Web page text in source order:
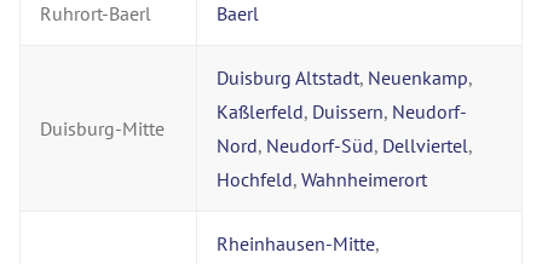
Ruhrort-Baerl
Baerl
Duisburg-Mitte
Duisburg Altstadt, Neuenkamp,
Kaßlerfeld, Duissern, Neudorf-
Nord, Neudorf-Süd, Dellviertel,
Hochfeld, Wahnheimerort
Rheinhausen-Mitte,